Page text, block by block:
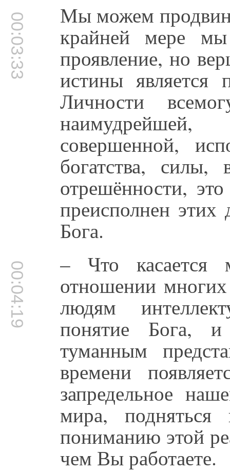
00:03:33 Мы можем
крайней мере
проявление, но
истины является
Личности
совершенной,
богатства, силы,
отрешённости,
преисполнен этих
Бога.
00:04:19 – Что
отношении
людям
понятие Бога,
туманным
времени
запредельное
мира, подняться
пониманию этой
чем Вы работаете.